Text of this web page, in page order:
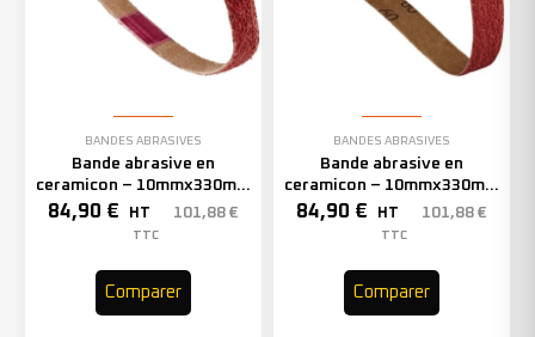
BANDES ABRASIVES
Bande abrasive en
ceramicon – 10mmx330mm
– Grain 60 – 333002 (x50)
84,90 € HT 101,88 €
TTC
Comparer
BANDES ABRASIVES
Bande abrasive en
ceramicon – 10mmx330mm
– Grain 80 – 333003 (x50)
84,90 € HT 101,88 €
TTC
Comparer